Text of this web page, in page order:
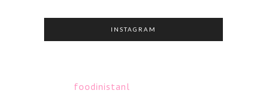
INSTAGRAM
foodinistanl